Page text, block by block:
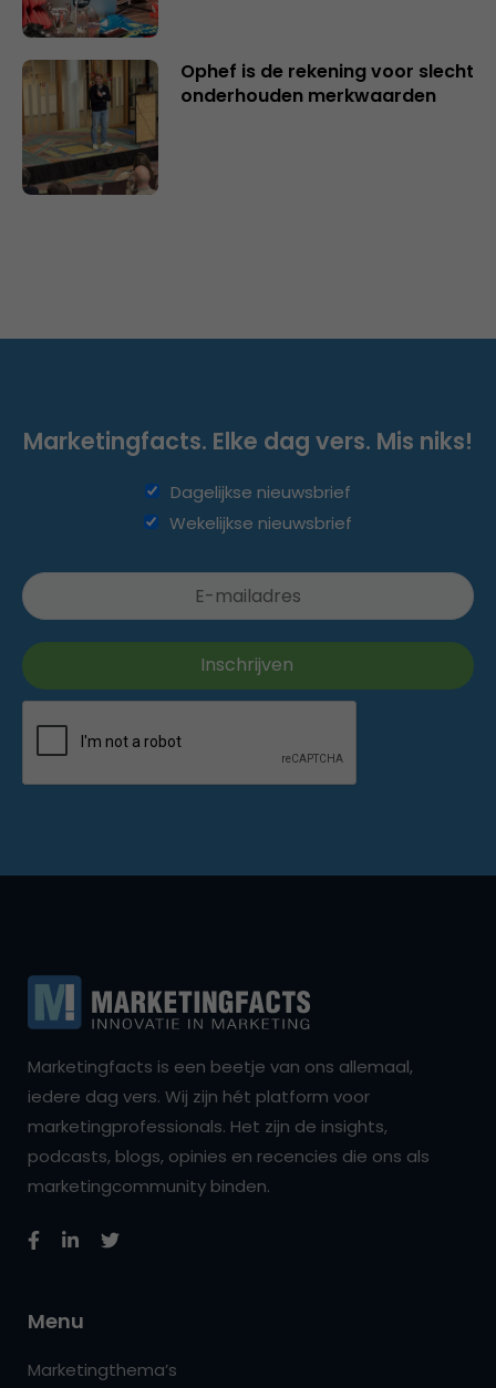
Ophef is de rekening voor slecht
onderhouden merkwaarden
Marketingfacts. Elke dag vers. Mis niks!
Dagelijkse nieuwsbrief
Wekelijkse nieuwsbrief
Marketingfacts is een beetje van ons allemaal,
iedere dag vers. Wij zijn hét platform voor
marketingprofessionals. Het zijn de insights,
podcasts, blogs, opinies en recencies die ons als
marketingcommunity binden.
Menu
Marketingthema’s